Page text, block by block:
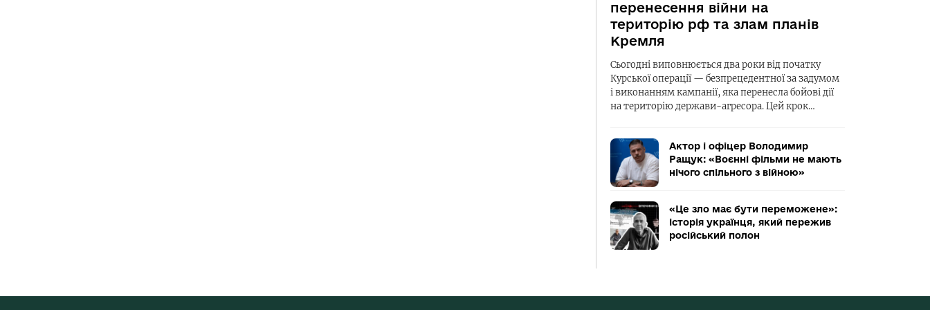
перенесення війни на
територію рф та злам планів
Кремля
Сьогодні виповнюється два роки від початку
Курської операції — безпрецедентної за задумом
і виконанням кампанії, яка перенесла бойові дії
на територію держави-агресора. Цей крок…
Актор і офіцер Володимир
Ращук: «Воєнні фільми не мають
нічого спільного з війною»
«Це зло має бути переможене»:
історія українця, який пережив
російський полон